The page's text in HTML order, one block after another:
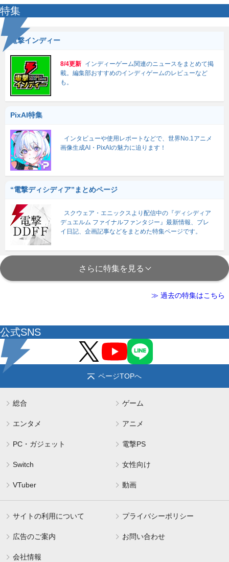
特集
電撃インディー
8/4更新 インディーゲーム関連のニュースをまとめて掲
載。編集部おすすめのインディゲームのレビューなど
も。
PixAI特集
インタビューや使用レポートなどで、世界No.1アニメ
画像生成AI・PixAIの魅力に迫ります！
“電撃ディシディア”まとめページ
スクウェア・エニックスより配信中の『ディシディア
デュエルム ファイナルファンタジー』最新情報、プレ
イ日記、企画記事などをまとめた特集ページです。
さらに特集を見る
≫ 過去の特集はこちら
公式SNS
ページTOPへ
総合 ゲーム
エンタメ アニメ
PC・ガジェット 電撃PS
Switch 女性向け
VTuber 動画
サイトの利用について プライバシーポリシー
広告のご案内 お問い合わせ
会社情報